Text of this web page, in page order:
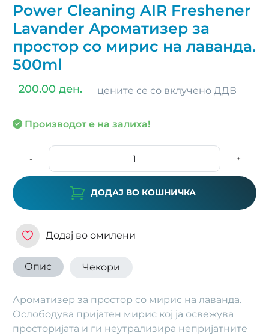
Power Cleaning AIR Freshener
Lavander Ароматизер за
простор со мирис на лаванда.
500ml
200.00 ден. цените се со вклучено ДДВ
Производот е на залиха!
- +
ДОДАЈ ВО КОШНИЧКА
Додај во омилени
Опис Чекори
Ароматизер за простор со мирис на лаванда.
Ослободува пријатен мирис кој ја освежува
просторијата и ги неутрализира непријатните